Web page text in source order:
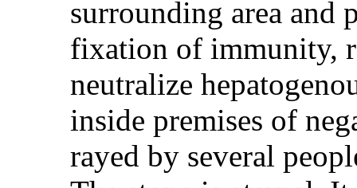
surrounding area and
fixation of immunity,
neutralize
inside premises of
rayed by several